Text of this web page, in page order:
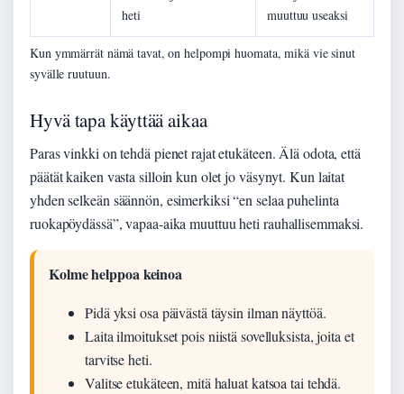
heti
muuttuu useaksi
Kun ymmärrät nämä tavat, on helpompi huomata, mikä vie sinut
syvälle ruutuun.
Hyvä tapa käyttää aikaa
Paras vinkki on tehdä pienet rajat etukäteen. Älä odota, että
päätät kaiken vasta silloin kun olet jo väsynyt. Kun laitat
yhden selkeän säännön, esimerkiksi “en selaa puhelinta
ruokapöydässä”, vapaa-aika muuttuu heti rauhallisemmaksi.
Kolme helppoa keinoa
Pidä yksi osa päivästä täysin ilman näyttöä.
Laita ilmoitukset pois niistä sovelluksista, joita et
tarvitse heti.
Valitse etukäteen, mitä haluat katsoa tai tehdä.